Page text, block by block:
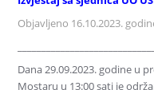
Objavljeno 16.10.2023.
Dana 29.09.2023. godine u
Mostaru u 13:00 sati je